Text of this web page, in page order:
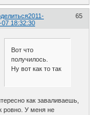
65
2011-
07 18:32:30
Вот что
получилось.
Ну вот как то так
как заваливаешь,
ровно. У меня не